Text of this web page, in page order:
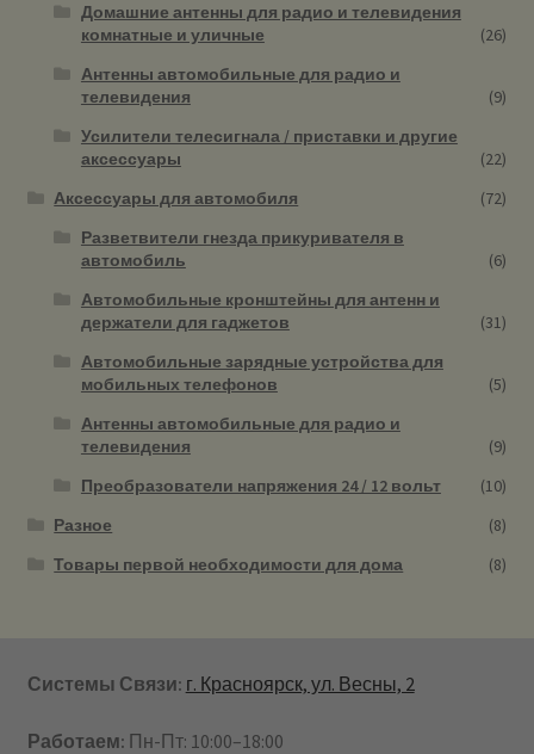
Домашние антенны для радио и телевидения
комнатные и уличные
(26)
Антенны автомобильные для радио и
телевидения
(9)
Усилители телесигнала / приставки и другие
аксессуары
(22)
Аксессуары для автомобиля
(72)
Разветвители гнезда прикуривателя в
автомобиль
(6)
Автомобильные кронштейны для антенн и
держатели для гаджетов
(31)
Автомобильные зарядные устройства для
мобильных телефонов
(5)
Антенны автомобильные для радио и
телевидения
(9)
Преобразователи напряжения 24 / 12 вольт
(10)
Разное
(8)
Товары первой необходимости для дома
(8)
Системы Связи: г. Красноярск, ул. Весны, 2
Работаем: Пн-Пт: 10:00–18:00